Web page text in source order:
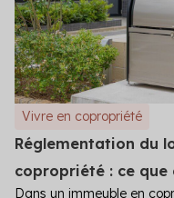
Vivre en copropriété
Réglementation du
copropriété : ce que
Dans un immeuble en